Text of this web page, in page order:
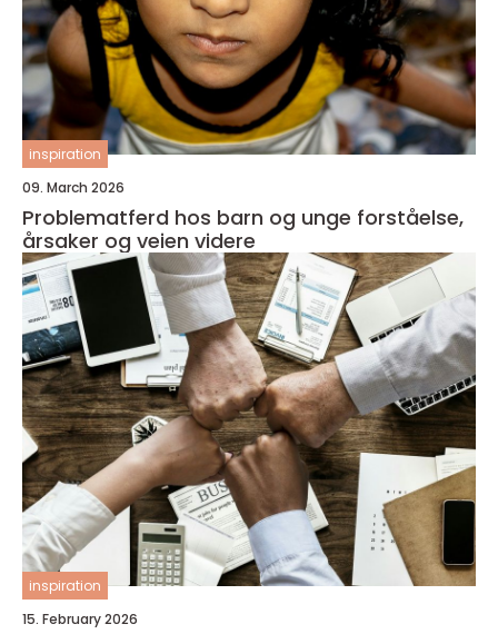
inspiration
09. March 2026
Problematferd hos barn og unge forståelse,
årsaker og veien videre
inspiration
15. February 2026